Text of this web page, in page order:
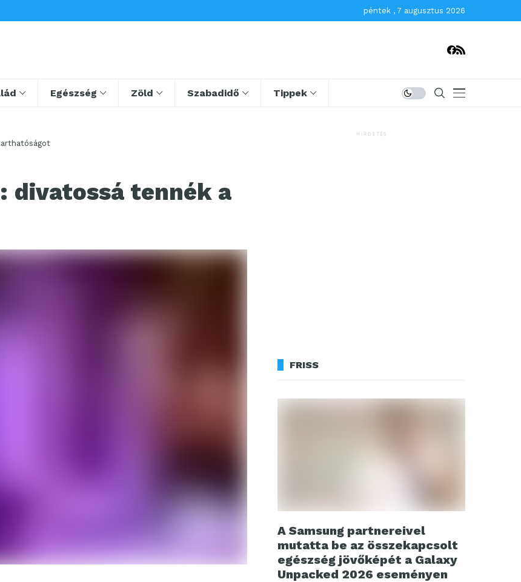
péntek , 7 augusztus 2026
Egészség Zöld Szabadidő Tippek
divatossá tennék a
HIRDETÉS
FRISS
A Samsung partnereivel
mutatta be az összekapcsolt
egészség jövőképét a Galaxy
Unpacked 2026 eseményen